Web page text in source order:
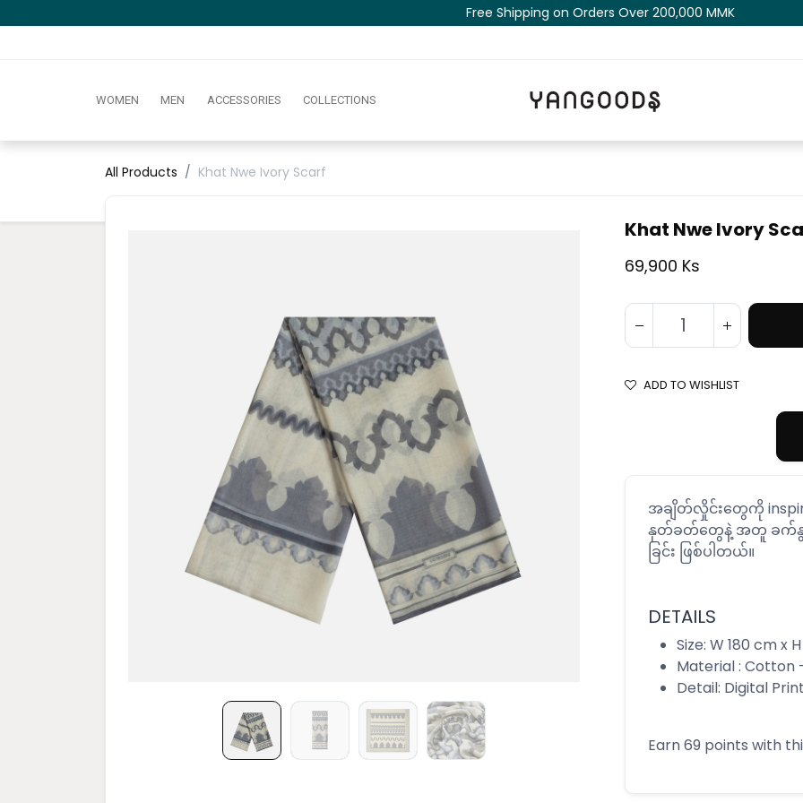
Free Shipping on Orders Over 200,000 MM​K​​ ​​​
WOMEN MEN ACCESSORIES COLLECTIONS
All Products Khat Nwe Ivory Scarf
Khat Nwe Ivory
69,900 Ks
ADD TO WISHLIST
အချိတ်လှိုင်းတွေကို
နုတ်ခတ်တွေနဲ့ အတူ ခက်နွ
ခြင်း ဖြစ်ပါတယ်။
DETAILS
Size: W 180 cm x
Material : Cotton
Detail: Digital
Earn 69 points with